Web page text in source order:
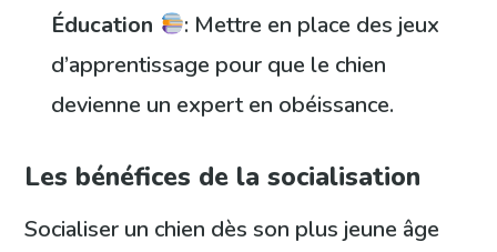
Éducation
: Mettre en place des jeux
d’apprentissage pour que le chien
devienne un expert en obéissance.
Les bénéfices de la socialisation
Socialiser un chien dès son plus jeune âge